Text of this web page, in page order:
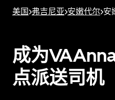
美国>弗吉尼亚>安嫩代尔>安
成为
点派送司机